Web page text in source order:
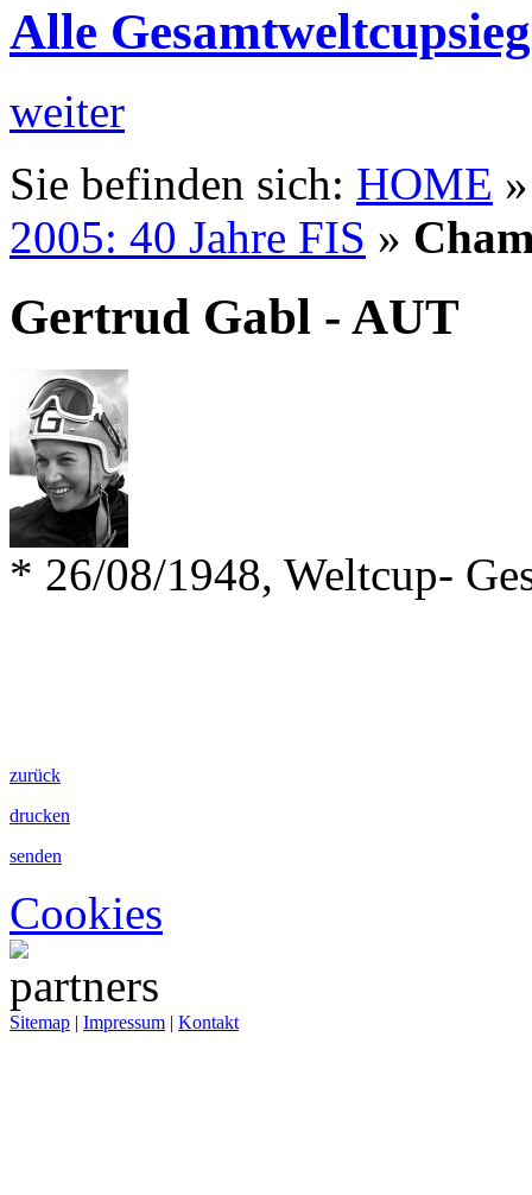
Alle
weiter
Sie befinden sich: HOME
2005: 40 Jahre FIS »
Gertrud Gabl - AUT
* 26/08/1948, Weltcup-
zurück
drucken
senden
Cookies
Sitemap | Impressum | Kontakt